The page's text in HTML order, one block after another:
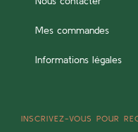
Mes commandes
Informations légales
INSCRIVEZ-VOUS POUR